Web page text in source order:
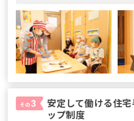
その3
安定して働ける住
ップ制度